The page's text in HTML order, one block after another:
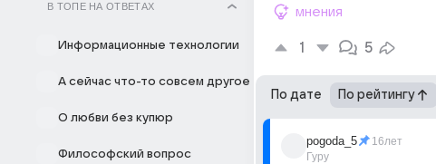
В ТОПЕ НА ОТВЕТАХ
Информационные технологии
А сейчас что-то совсем другое
О любви без купюр
Философский вопрос
мнения
1 5
По дате По рейтингу
pogoda_5
Гуру
16лет